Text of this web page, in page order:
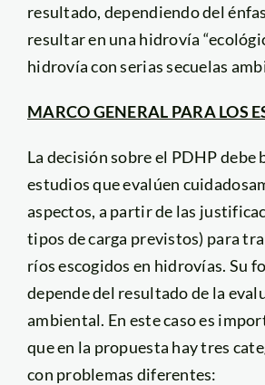
resultado, dependiendo del
resultar en una hidrovía
hidrovía con serias secuelas
MARCO GENERAL PARA LOS
La decisión sobre el PDHP debe
estudios que evalúen
aspectos, a partir de las
tipos de carga previstos) para
ríos escogidos en hidrovías. Su
depende del resultado de la
ambiental. En este caso es
que en la propuesta hay tres
con problemas diferentes: